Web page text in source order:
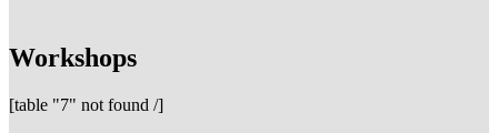
Workshops
[table "7" not found /]